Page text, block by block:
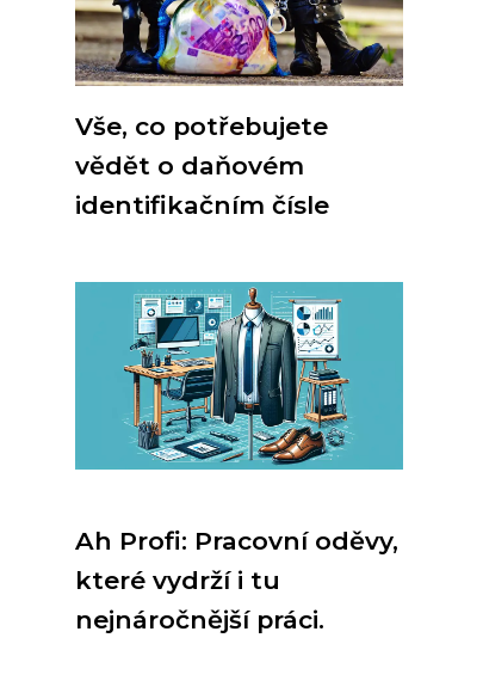
Vše, co potřebujete
vědět o daňovém
identifikačním čísle
Ah Profi: Pracovní oděvy,
které vydrží i tu
nejnáročnější práci.